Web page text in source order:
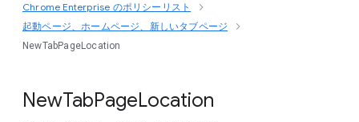
プラットフォーム共通
Chrome 151
Chrome Enterprise のポリシーリスト
起動ページ、ホームページ、新しいタブページ
NewTabPageLocation
NewTabPageLocation